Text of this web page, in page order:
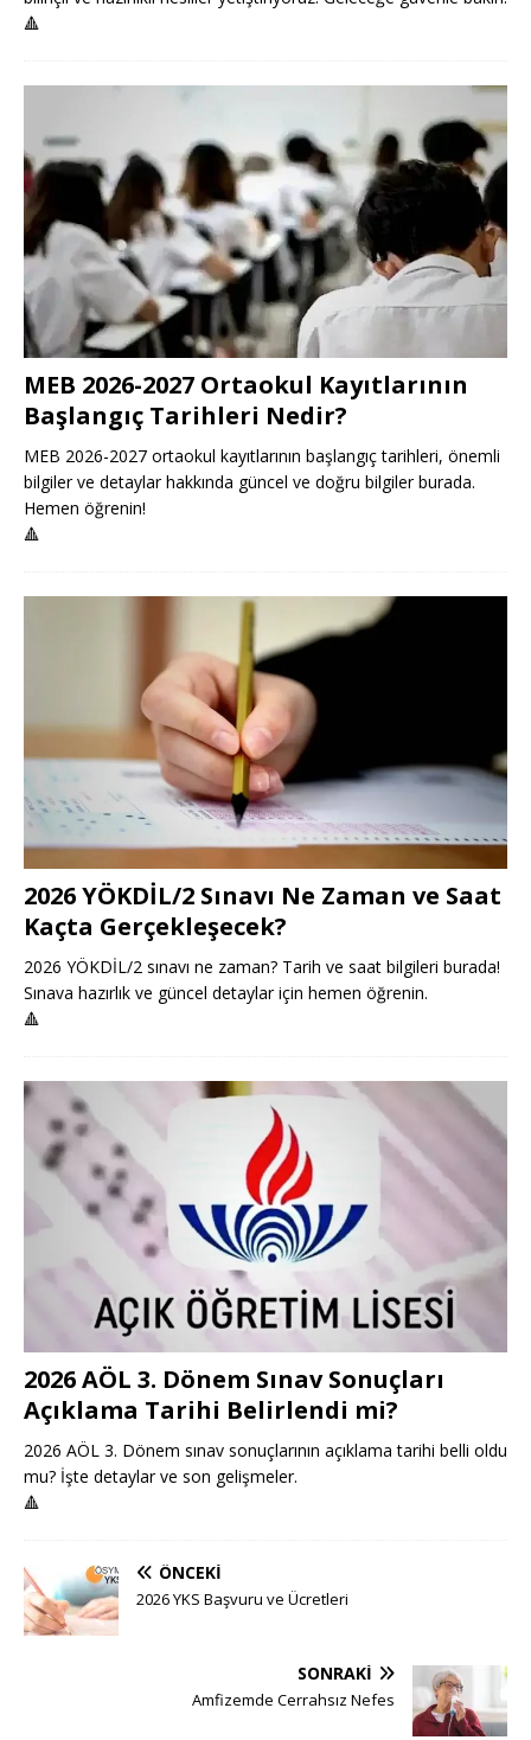
🔺
MEB 2026-2027 Ortaokul Kayıtlarının
Başlangıç Tarihleri Nedir?
MEB 2026-2027 ortaokul kayıtlarının başlangıç tarihleri, önemli
bilgiler ve detaylar hakkında güncel ve doğru bilgiler burada.
Hemen öğrenin!
🔺
2026 YÖKDİL/2 Sınavı Ne Zaman ve Saat
Kaçta Gerçekleşecek?
2026 YÖKDİL/2 sınavı ne zaman? Tarih ve saat bilgileri burada!
Sınava hazırlık ve güncel detaylar için hemen öğrenin.
🔺
2026 AÖL 3. Dönem Sınav Sonuçları
Açıklama Tarihi Belirlendi mi?
2026 AÖL 3. Dönem sınav sonuçlarının açıklama tarihi belli oldu
mu? İşte detaylar ve son gelişmeler.
🔺
ÖNCEKI
2026 YKS Başvuru ve Ücretleri
SONRAKI
Amfizemde Cerrahsız Nefes